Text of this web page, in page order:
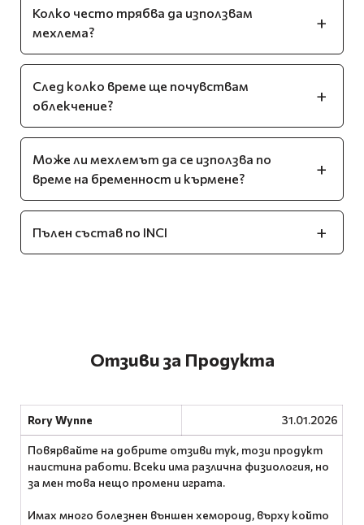
Колко често трябва да използвам
мехлема?
След колко време ще почувствам
облекчение?
Може ли мехлемът да се използва по
време на бременност и кърмене?
Пълен състав по INCI
Отзиви за Продукта
Rory Wynne 31.01.2026
Повярвайте на добрите отзиви тук, този продукт
наистина работи. Всеки има различна физиология, но
за мен това нещо промени играта.
Имах много болезнен външен хемороид, върху който